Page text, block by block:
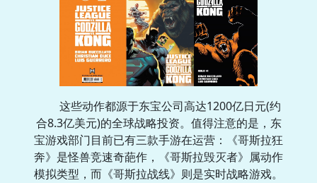
这些动作都源于东宝公司高达1200亿日元(约
合8.3亿美元)的全球战略投资。值得注意的是，东
宝游戏部门目前已有三款手游在运营：《哥斯拉狂
奔》是怪兽竞速奇葩作，《哥斯拉毁灭者》属动作
模拟类型，而《哥斯拉战线》则是实时战略游戏。